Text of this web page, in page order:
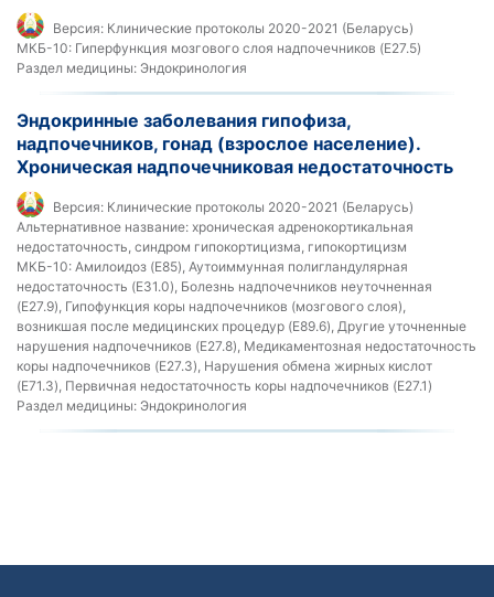
Версия: Клинические протоколы 2020-2021 (Беларусь)
МКБ-10: Гиперфункция мозгового слоя надпочечников (E27.5)
Раздел медицины: Эндокринология
Эндокринные заболевания гипофиза,
надпочечников, гонад (взрослое население).
Хроническая надпочечниковая недостаточность
Версия: Клинические протоколы 2020-2021 (Беларусь)
Альтернативное название: хроническая адренокортикальная
недостаточность, синдром гипокортицизма, гипокортицизм
МКБ-10: Амилоидоз (E85), Аутоиммунная полигландулярная
недостаточность (E31.0), Болезнь надпочечников неуточненная
(E27.9), Гипофункция коры надпочечников (мозгового слоя),
возникшая после медицинских процедур (E89.6), Другие уточненные
нарушения надпочечников (E27.8), Медикаментозная недостаточность
коры надпочечников (E27.3), Нарушения обмена жирных кислот
(E71.3), Первичная недостаточность коры надпочечников (E27.1)
Раздел медицины: Эндокринология